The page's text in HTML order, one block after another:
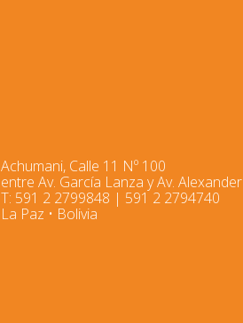
Achumani, Calle 11 Nº 100
entre Av. García Lanza y Av. Alexander
T: 591 2 2799848 | 591 2 2794740
La Paz • Bolivia